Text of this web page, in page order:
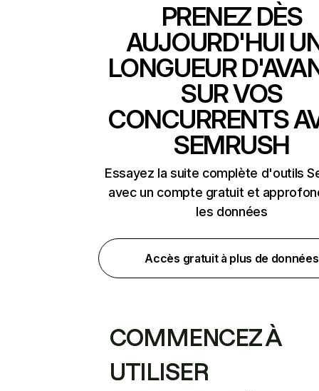
PRENEZ DÈS
AUJOURD'HUI
LONGUEUR
SUR VOS
CONCURRENTS
SEMRUSH
Essayez la suite complète d'outils
avec un compte gratuit et
les données
Accès gratuit à plus de données
COMMENCEZ À
UTILISER